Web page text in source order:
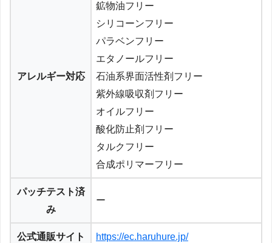
アレルギー対応
鉱物油フリー
シリコーンフリー
パラベンフリー
エタノールフリー
石油系界面活性剤フリー
紫外線吸収剤フリー
オイルフリー
酸化防止剤フリー
タルクフリー
合成ポリマーフリー
パッチテスト済
み
ー
公式通販サイト https://ec.haruhure.jp/